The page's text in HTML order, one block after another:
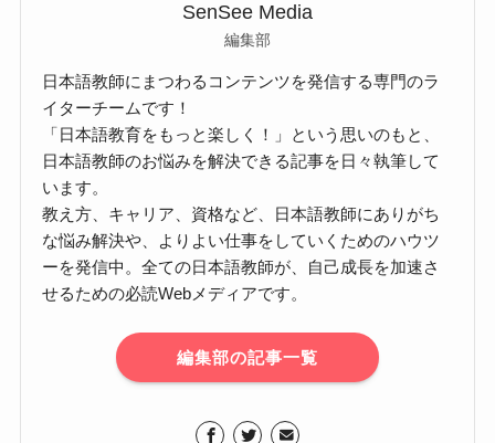
SenSee Media
編集部
日本語教師にまつわるコンテンツを発信する専門のラ
イターチームです！
「日本語教育をもっと楽しく！」という思いのもと、
日本語教師のお悩みを解決できる記事を日々執筆して
います。
教え方、キャリア、資格など、日本語教師にありがち
な悩み解決や、よりよい仕事をしていくためのハウツ
ーを発信中。全ての日本語教師が、自己成長を加速さ
せるための必読Webメディアです。
編集部の記事一覧